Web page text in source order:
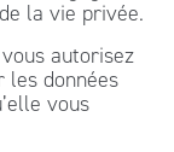
la vie privée.
autorisez
les données
vous